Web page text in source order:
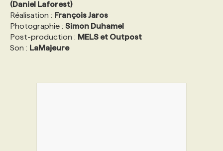
(Daniel Laforest)
Réalisation : François Jaros
Photographie : Simon Duhamel
Post-production : MELS et Outpost
Son : LaMajeure